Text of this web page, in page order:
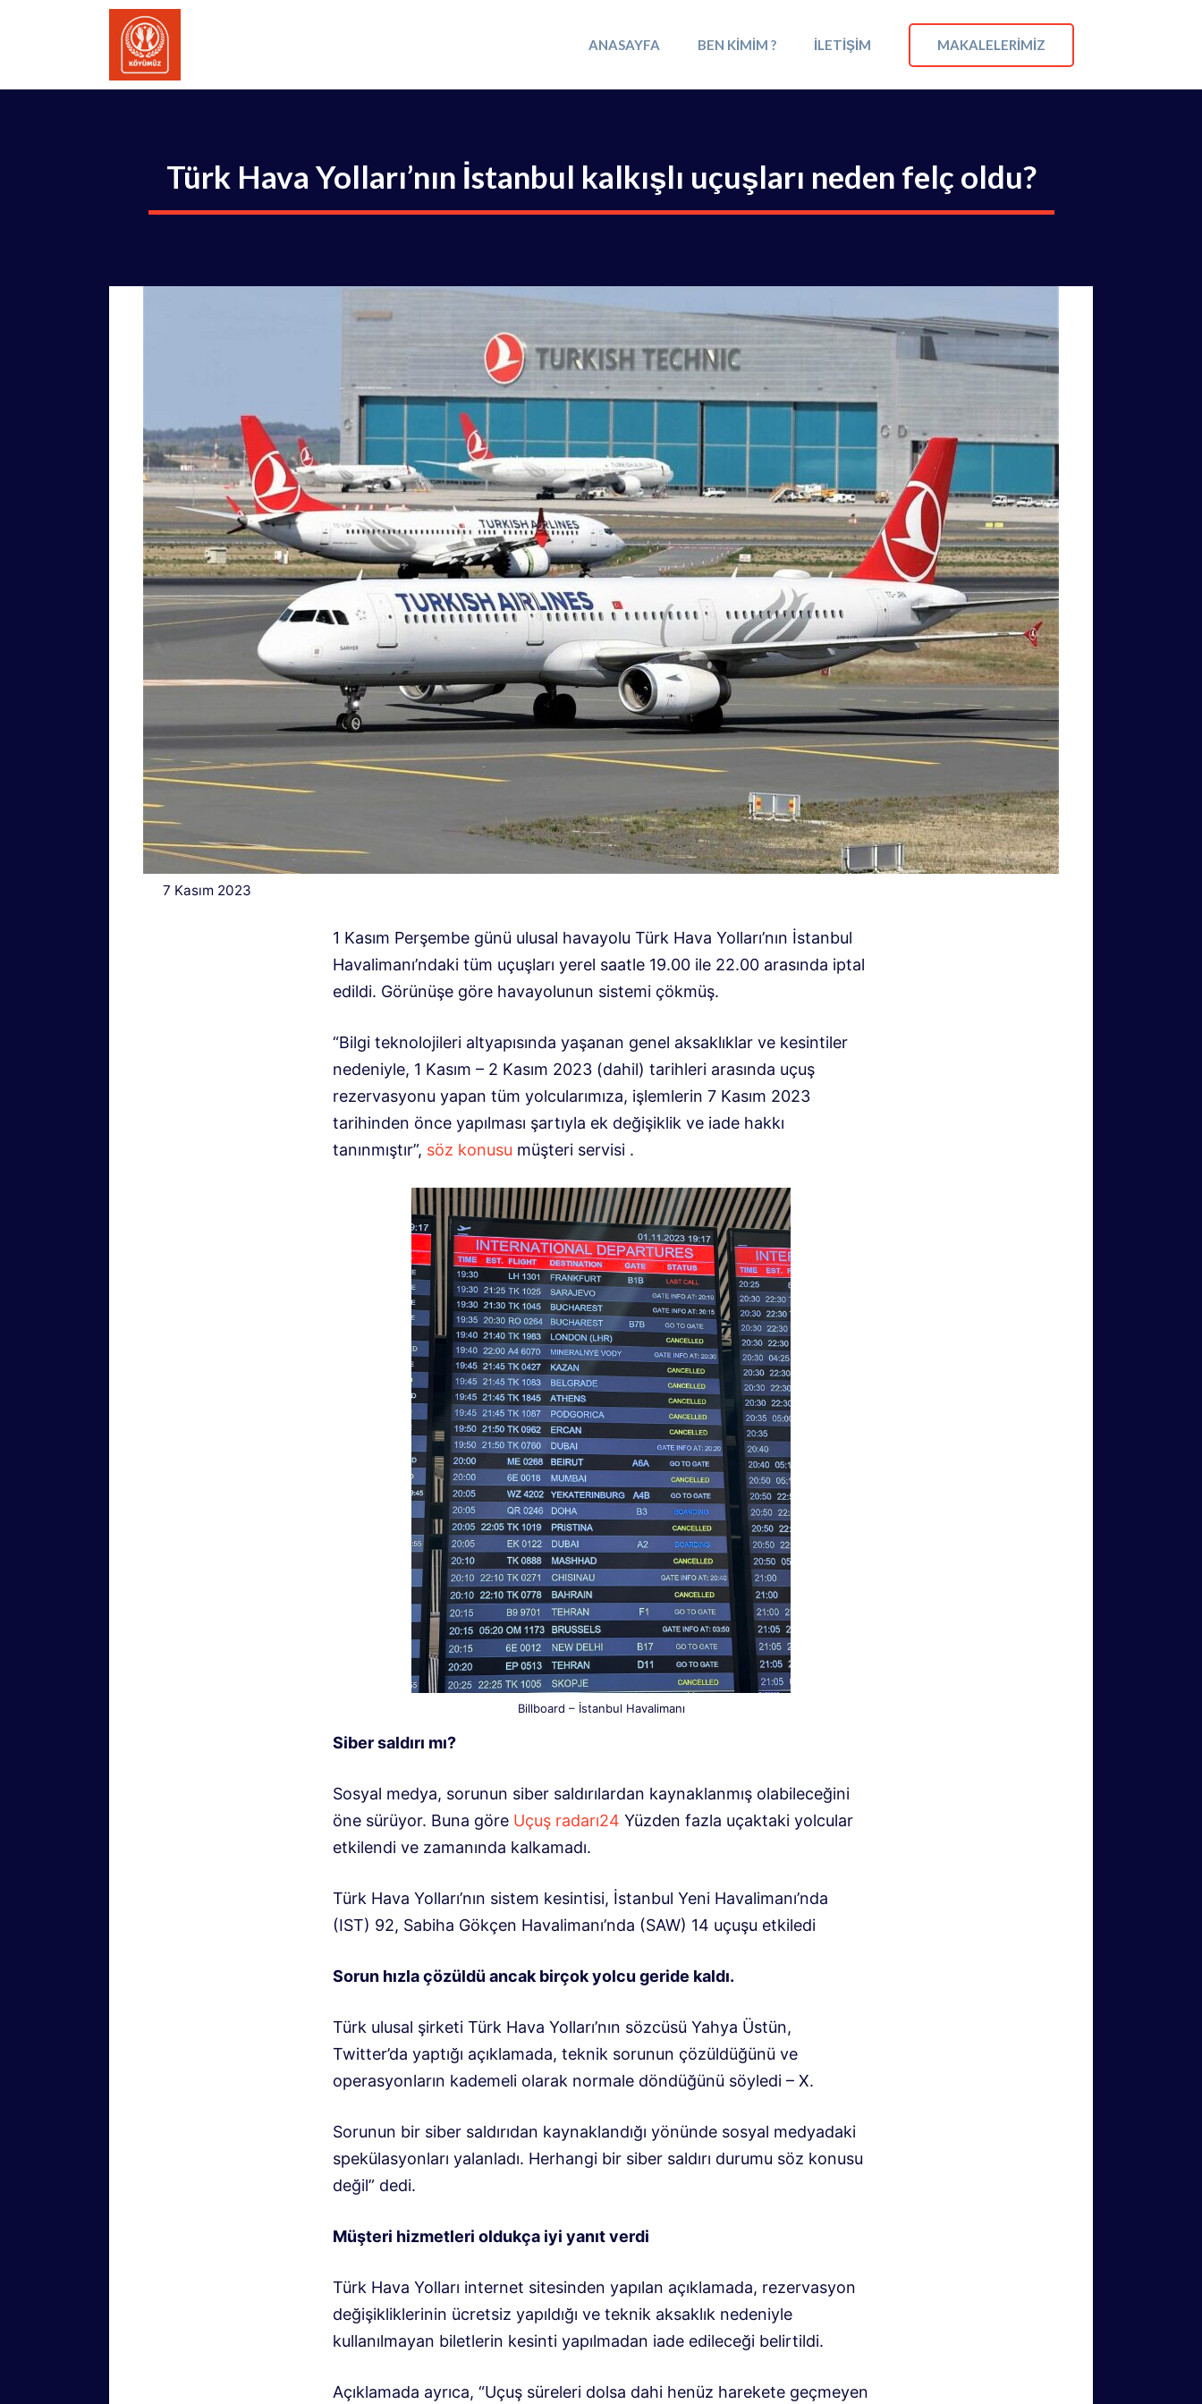
ANASAYFA BEN KIMIM ? İLETIŞIM MAKALELERIMIZ
Türk Hava Yolları’nın İstanbul kalkışlı uçuşları neden felç oldu?
7 Kasım 2023
1 Kasım Perşembe günü ulusal havayolu Türk Hava Yolları’nın İstanbul
Havalimanı’ndaki tüm uçuşları yerel saatle 19.00 ile 22.00 arasında iptal
edildi. Görünüşe göre havayolunun sistemi çökmüş.
“Bilgi teknolojileri altyapısında yaşanan genel aksaklıklar ve kesintiler
nedeniyle, 1 Kasım – 2 Kasım 2023 (dahil) tarihleri ​​arasında uçuş
rezervasyonu yapan tüm yolcularımıza, işlemlerin 7 Kasım 2023
tarihinden önce yapılması şartıyla ek değişiklik ve iade hakkı
tanınmıştır”, söz konusu müşteri servisi .
Billboard – İstanbul Havalimanı
Siber saldırı mı?
Sosyal medya, sorunun siber saldırılardan kaynaklanmış olabileceğini
öne sürüyor. Buna göre Uçuş radarı24 Yüzden fazla uçaktaki yolcular
etkilendi ve zamanında kalkamadı.
Türk Hava Yolları’nın sistem kesintisi, İstanbul Yeni Havalimanı’nda
(IST) 92, Sabiha Gökçen Havalimanı’nda (SAW) 14 uçuşu etkiledi
Sorun hızla çözüldü ancak birçok yolcu geride kaldı.
Türk ulusal şirketi Türk Hava Yolları’nın sözcüsü Yahya Üstün,
Twitter’da yaptığı açıklamada, teknik sorunun çözüldüğünü ve
operasyonların kademeli olarak normale döndüğünü söyledi – X.
Sorunun bir siber saldırıdan kaynaklandığı yönünde sosyal medyadaki
spekülasyonları yalanladı. Herhangi bir siber saldırı durumu söz konusu
değil” dedi.
Müşteri hizmetleri oldukça iyi yanıt verdi
Türk Hava Yolları internet sitesinden yapılan açıklamada, rezervasyon
değişikliklerinin ücretsiz yapıldığı ve teknik aksaklık nedeniyle
kullanılmayan biletlerin kesinti yapılmadan iade edileceği belirtildi.
Açıklamada ayrıca, “Uçuş süreleri dolsa dahi henüz harekete geçmeyen